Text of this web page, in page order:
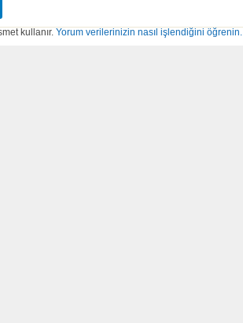
kullanır. Yorum verilerinizin nasıl işlendiğini öğrenin.